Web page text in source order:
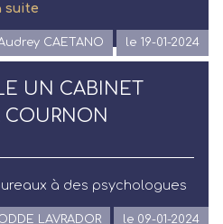
suite
CAETANO le 19-01-2024
UN CABINET
COURNON
à des psychologues
LAVRADOR le 09-01-2024